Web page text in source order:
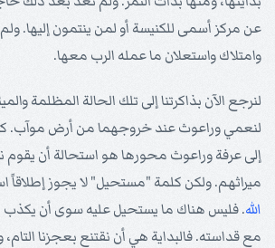
عن مركز أسمى للكنيسة أو لمن ينتمون إليها.
وامتلاك واستعلان ما عمله الرب معها.
لنرجع الآن بذاكرتنا إلى تلك الحالة المظلمة
لنعمي وراعوث عند خروجهما من أرض موآب.
إلى عرفة وراعوث محورها هو استحالة أن يقوم
ميراثهم. ولكن كلمة "مستحيل" لا يجوز إطلاقاً
الله. فليس هناك ما يستحيل عليه سوى أن يكذب
مع قداسته. فالبداية هي أن نقتنع بعجزنا